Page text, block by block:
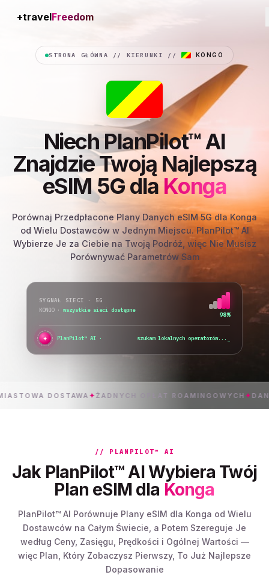
+travelInstant
STRONA GŁÓWNA // KIERUNKI // KONGO
Niech PlanPilot™ AI
Znajdzie Twoją Najlepszą
eSIM 5G dlaKonga
Porównaj Przedpłacone Plany Danych eSIM 5G dla Konga
od Wielu Dostawców w Jednym Miejscu. PlanPilot™ AI
Wybierze Je za Ciebie na Twoją Podróż, więc Nie Musisz
Porównywać Parametrów Sam
SYGNAŁ SIECI · 5G
KONGO· wszystkie sieci dostępne
98%
✦ PlanPilot™ AI · szukam lokalnych operatorów...
DOSTAWA ✦ŻADNYCH OPŁAT ROAMINGOWYCH✦DANE 5G
// PLANPILOT™ AI
Jak PlanPilot™ AI Wybiera Twój
Plan eSIM dla Konga
PlanPilot™ AI Porównuje Plany eSIM dla Konga od Wielu
Dostawców na Całym Świecie, a Potem Szereguje Je
według Ceny, Zasięgu, Prędkości i Ogólnej Wartości —
więc Plan, Który Zobaczysz Pierwszy, To Już Najlepsze
Dopasowanie